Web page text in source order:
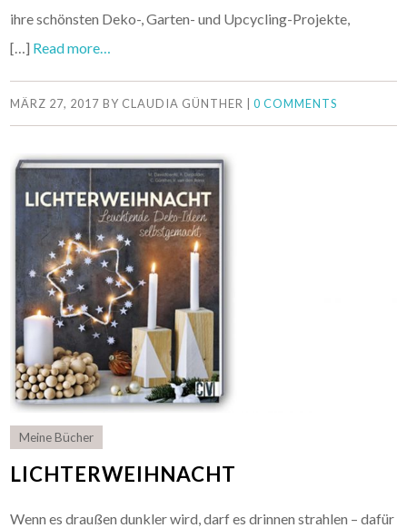
ihre schönsten Deko-, Garten- und Upcycling-Projekte,
[…] Read more…
MÄRZ 27, 2017 BY CLAUDIA GÜNTHER |0 COMMENTS
Meine Bücher
LICHTERWEIHNACHT
Wenn es draußen dunkler wird, darf es drinnen strahlen – dafür